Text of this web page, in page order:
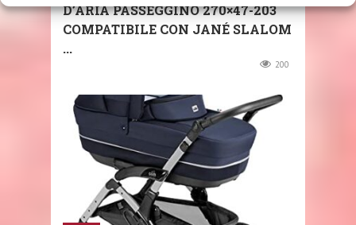
D’ARIA PASSEGGINO 270×47-203
COMPATIBILE CON JANÉ SLALOM
...
200